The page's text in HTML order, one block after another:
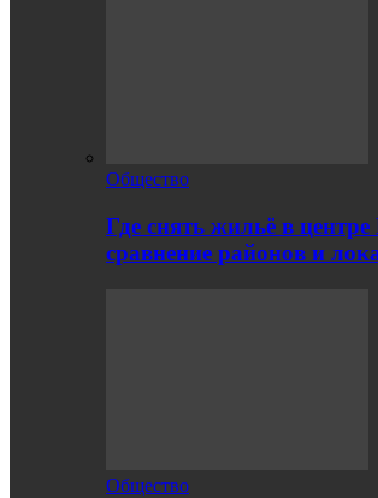
Общество
Где снять жильё в
сравнение районов и
Общество